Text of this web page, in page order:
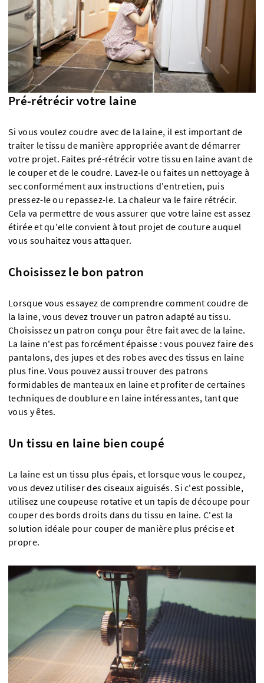
Pré-rétrécir votre laine
Si vous voulez coudre avec de la laine, il est important de
traiter le tissu de manière appropriée avant de démarrer
votre projet. Faites pré-rétrécir votre tissu en laine avant de
le couper et de le coudre. Lavez-le ou faites un nettoyage à
sec conformément aux instructions d'entretien, puis
pressez-le ou repassez-le. La chaleur va le faire rétrécir.
Cela va permettre de vous assurer que votre laine est assez
étirée et qu'elle convient à tout projet de couture auquel
vous souhaitez vous attaquer.
Choisissez le bon patron
Lorsque vous essayez de comprendre comment coudre de
la laine, vous devez trouver un patron adapté au tissu.
Choisissez un patron conçu pour être fait avec de la laine.
La laine n'est pas forcément épaisse : vous pouvez faire des
pantalons, des jupes et des robes avec des tissus en laine
plus fine. Vous pouvez aussi trouver des patrons
formidables de manteaux en laine et profiter de certaines
techniques de doublure en laine intéressantes, tant que
vous y êtes.
Un tissu en laine bien coupé
La laine est un tissu plus épais, et lorsque vous le coupez,
vous devez utiliser des ciseaux aiguisés. Si c'est possible,
utilisez une coupeuse rotative et un tapis de découpe pour
couper des bords droits dans du tissu en laine. C'est la
solution idéale pour couper de manière plus précise et
propre.